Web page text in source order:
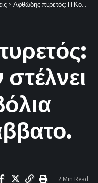
> Αφθώδης πυρετός: Η Κομισιόν στέλνει 529.000 εμβόλια μέχρι το Σάββατο.
2 Min Read